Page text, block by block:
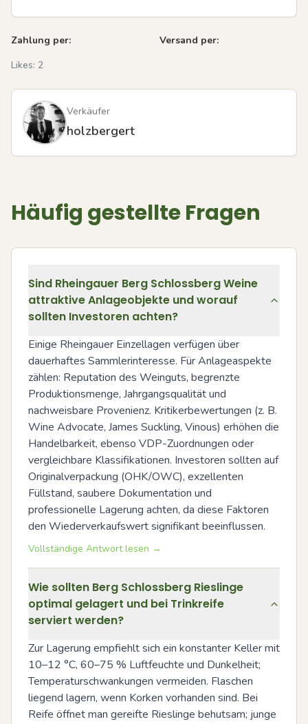
Zahlung per:
Versand per:
Likes: 2
Verkäufer
holzbergert
Häufig gestellte Fragen
Sind Rheingauer Berg Schlossberg Weine
attraktive Anlageobjekte und worauf
sollten Investoren achten?
Einige Rheingauer Einzellagen verfügen über
dauerhaftes Sammlerinteresse. Für Anlageaspekte
zählen: Reputation des Weinguts, begrenzte
Produktionsmenge, Jahrgangsqualität und
nachweisbare Provenienz. Kritikerbewertungen (z. B.
Wine Advocate, James Suckling, Vinous) erhöhen die
Handelbarkeit, ebenso VDP-Zuordnungen oder
vergleichbare Klassifikationen. Investoren sollten auf
Originalverpackung (OHK/OWC), exzellenten
Füllstand, saubere Dokumentation und
professionelle Lagerung achten, da diese Faktoren
den Wiederverkaufswert signifikant beeinflussen.
Vollständige Antwort lesen →
Wie sollten Berg Schlossberg Rieslinge
optimal gelagert und bei Trinkreife
serviert werden?
Zur Lagerung empfiehlt sich ein konstanter Keller mit
10–12 °C, 60–75 % Luftfeuchte und Dunkelheit;
Temperaturschwankungen vermeiden. Flaschen
liegend lagern, wenn Korken vorhanden sind. Bei
Reife öffnet man gereifte Rieslinge behutsam; junge